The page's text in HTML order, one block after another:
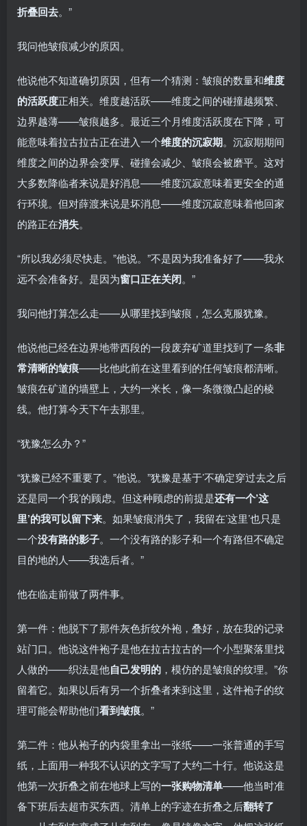
折叠回去。”
我问他皱痕减少的原因。
他说他不知道确切原因，但有一个猜测：皱痕的数量和维度
的活跃度正相关。维度越活跃——维度之间的碰撞越频繁、
边界越薄——皱痕越多。最近三个月维度活跃度在下降，可
能意味着拉古拉古正在进入一个维度的沉寂期。沉寂期期间
维度之间的边界会变厚、碰撞会减少、皱痕会被磨平。这对
大多数降临者来说是好消息——维度沉寂意味着更安全的通
行环境。但对薛渡来说是坏消息——维度沉寂意味着他回家
的路正在消失。
“所以我必须尽快走。”他说。”不是因为我准备好了——我永
远不会准备好。是因为窗口正在关闭。”
我问他打算怎么走——从哪里找到皱痕，怎么克服犹豫。
他说他已经在边界地带西段的一段废弃矿道里找到了一条非
常清晰的皱痕——比他此前在这里看到的任何皱痕都清晰。
皱痕在矿道的墙壁上，大约一米长，像一条微微凸起的棱
线。他打算今天下午去那里。
“犹豫怎么办？”
“犹豫已经不重要了。”他说。”犹豫是基于’不确定穿过去之后
还是同一个我’的顾虑。但这种顾虑的前提是还有一个’这
里’的我可以留下来。如果皱痕消失了，我留在’这里’也只是
一个没有路的影子。一个没有路的影子和一个有路但不确定
目的地的人——我选后者。”
他在临走前做了两件事。
第一件：他脱下了那件灰色折纹外袍，叠好，放在我的记录
站门口。他说这件袍子是他在拉古拉古的一个小型聚落里找
人做的——织法是他自己发明的 ，模仿的是皱痕的纹理。”你
留着它。如果以后有另一个折叠者来到这里，这件袍子的纹
理可能会帮助他们看到皱痕。”
第二件：他从袍子的内袋里拿出一张纸——一张普通的手写
纸，上面用一种我不认识的文字写了大约二十行。他说这是
他第一次折叠之前在地球上写的一张购物清单——他当时准
备下班后去超市买东西。清单上的字迹在折叠之后翻转了